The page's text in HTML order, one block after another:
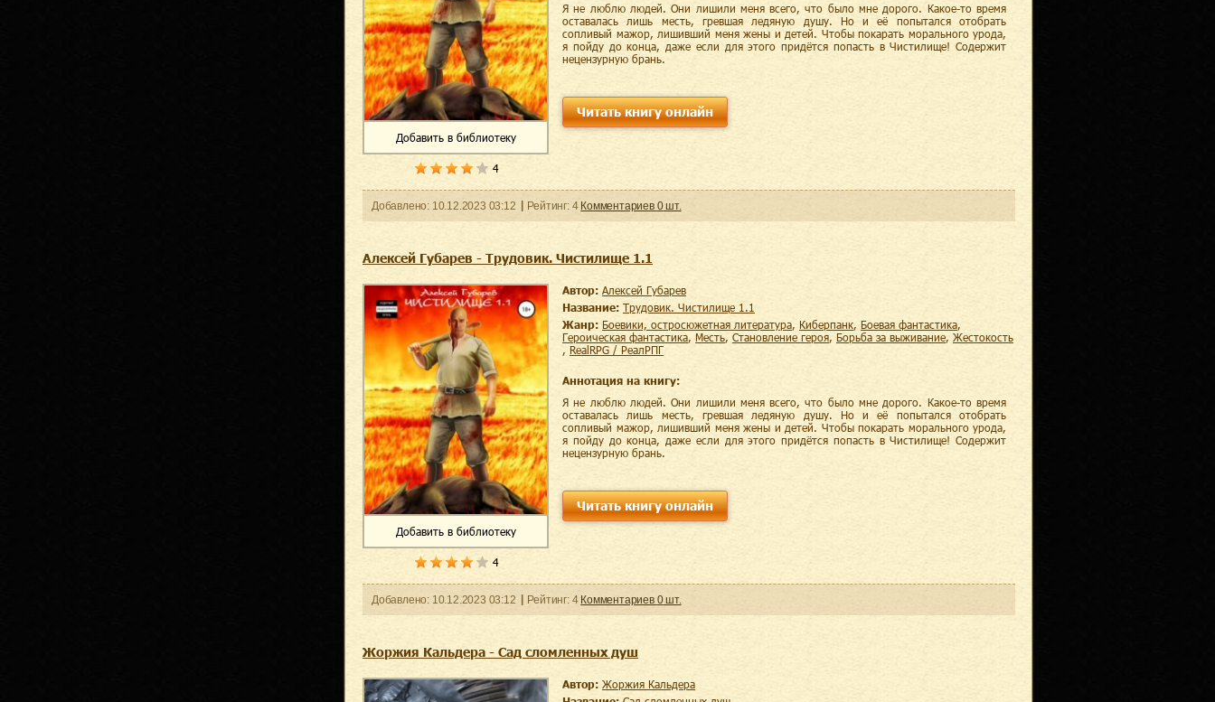
Добавить в библиотеку
4
Я не люблю людей. Они лишили меня всего, что было мне дорого. Какое-то время
оставалась лишь месть, гревшая ледяную душу. Но и её попытался отобрать
сопливый мажор, лишивший меня жены и детей. Чтобы покарать морального урода,
я пойду до конца, даже если для этого придётся попасть в Чистилище! Содержит
нецензурную брань.
Читать книгу онлайн
Добавленo: 10.12.2023 03:12 Рейтинг: 4 Комментариев 0шт.
Алексей Губарев - Трудовик. Чистилище 1.1
Добавить в библиотеку
4
Автор:
Алексей Губарев
Название:
Трудовик. Чистилище 1.1
Жанр:
боевики, остросюжетная литература киберпанк боевая фантастика
героическая фантастика
месть становление героя борьба за выживание
жестокость
RealRPG / РеалРПГ
Аннотация на книгу:
Я не люблю людей. Они лишили меня всего, что было мне дорого. Какое-то время
оставалась лишь месть, гревшая ледяную душу. Но и её попытался отобрать
сопливый мажор, лишивший меня жены и детей. Чтобы покарать морального урода,
я пойду до конца, даже если для этого придётся попасть в Чистилище! Содержит
нецензурную брань.
Читать книгу онлайн
Добавленo: 10.12.2023 03:12 Рейтинг: 4 Комментариев 0шт.
Жоржия Кальдера - Сад сломленных душ
Автор:
Жоржия Кальдера